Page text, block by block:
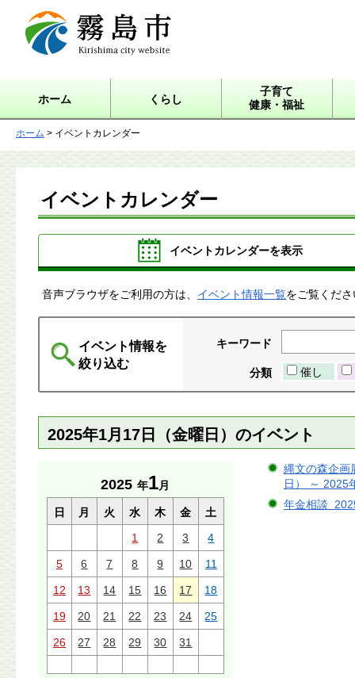
霧島市 Kirishima city
website
ホーム くらし
子育て
健康・福祉
ホーム > イベントカレンダー
イベントカレンダー
イベントカレンダーを表示
音声ブラウザをご利用の方は、 イベント情報一覧をご覧くだ
イベント情報を
絞り込む
キーワード
分類 催し
2025年1月17日（金曜日）のイベント
2025 年1月
日 月 火 水 木 金
土
1
2 3 4
5 6 7 8 9 10 11
12 13 14 15 16 17 18
19 20 21 22 23 24 25
26 27 28 29 30 31
縄文の森企画
日） ～ 2025
年金相談